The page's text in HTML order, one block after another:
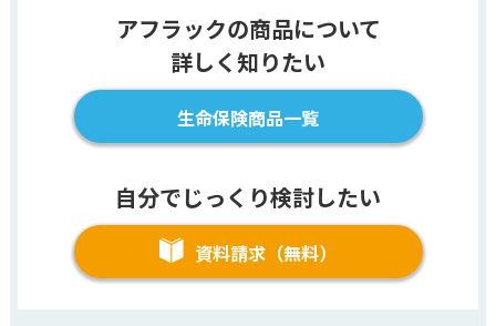
アフラックの商品について
詳しく知りたい
生命保険商品一覧
自分でじっくり検討したい
資料請求（無料）